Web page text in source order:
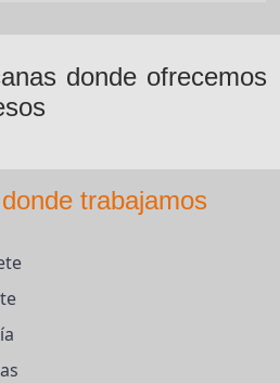
donde ofrecemos
trabajamos